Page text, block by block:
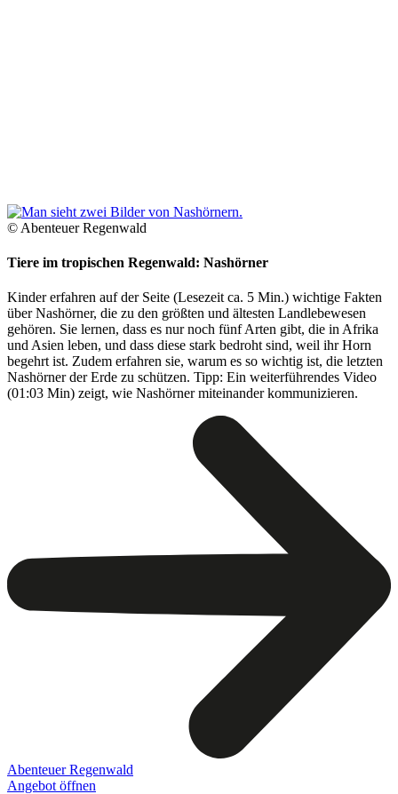
© Abenteuer Regenwald
Tiere im tropischen Regenwald: Nashörner
Kinder erfahren auf der Seite (Lesezeit ca. 5 Min.) wichtige Fakten
über Nashörner, die zu den größten und ältesten Landlebewesen
gehören. Sie lernen, dass es nur noch fünf Arten gibt, die in Afrika
und Asien leben, und dass diese stark bedroht sind, weil ihr Horn
begehrt ist. Zudem erfahren sie, warum es so wichtig ist, die letzten
Nashörner der Erde zu schützen. Tipp: Ein weiterführendes Video
(01:03 Min) zeigt, wie Nashörner miteinander kommunizieren.
Abenteuer Regenwald
Angebot öffnen